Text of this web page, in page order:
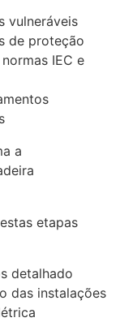
vulneráveis
de proteção
IEC e
a
etapas
detalhado
das instalações